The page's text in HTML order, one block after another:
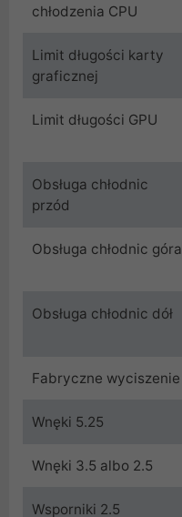
chłodzenia CPU
Limit długości karty
graficznej
Limit długości GPU
Obsługa chłodnic
przód
Obsługa chłodnic góra
Obsługa chłodnic dół
Fabryczne wyciszenie
Wnęki 5.25
Wnęki 3.5 albo 2.5
Wsporniki 2.5